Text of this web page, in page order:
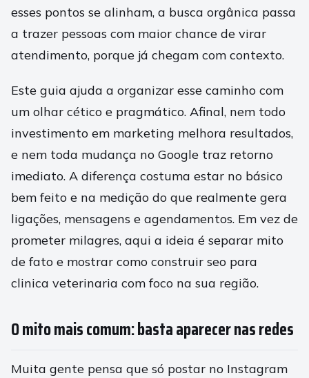
esses pontos se alinham, a busca orgânica passa
a trazer pessoas com maior chance de virar
atendimento, porque já chegam com contexto.
Este guia ajuda a organizar esse caminho com
um olhar cético e pragmático. Afinal, nem todo
investimento em marketing melhora resultados,
e nem toda mudança no Google traz retorno
imediato. A diferença costuma estar no básico
bem feito e na medição do que realmente gera
ligações, mensagens e agendamentos. Em vez de
prometer milagres, aqui a ideia é separar mito
de fato e mostrar como construir seo para
clinica veterinaria com foco na sua região.
O mito mais comum: basta aparecer nas redes
Muita gente pensa que só postar no Instagram